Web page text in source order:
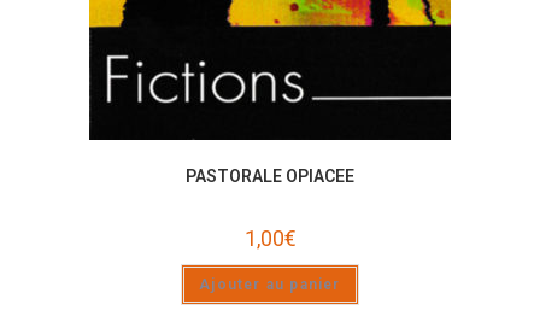
PASTORALE OPIACEE
1,00€
Ajouter au panier